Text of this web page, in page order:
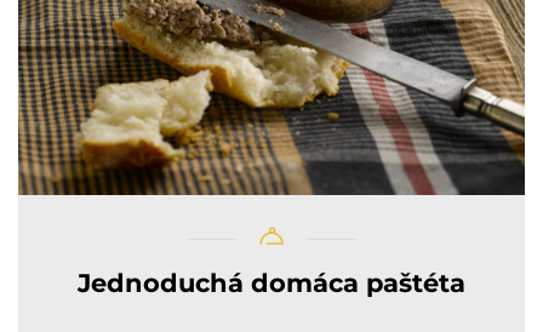
Jednoduchá domáca paštéta